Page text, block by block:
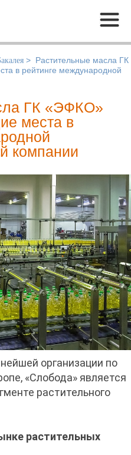
Меню
> Растительные масла ГК
в рейтинге международной
ГК «ЭФКО»
места в
компании
организации по
«Слобода» является
растительного
растительных